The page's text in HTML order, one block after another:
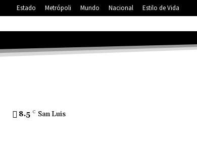
Estado Metrópoli Mundo Nacional Estilo de Vida
8.5 C San Luis